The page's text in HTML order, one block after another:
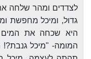
לצדדים ומהר שלחה
גדול, ומיכל מחפשת
היא שכחה את
המומה- "מיכל